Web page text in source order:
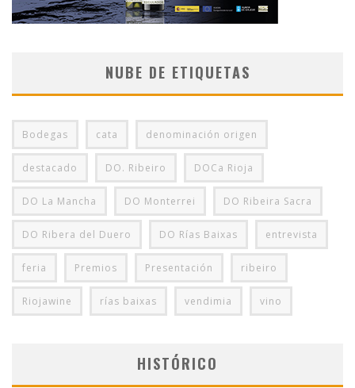
NUBE DE ETIQUETAS
Bodegas cata denominación origen
destacado DO. Ribeiro DOCa Rioja
DO La Mancha DO Monterrei DO Ribeira Sacra
DO Ribera del Duero DO Rías Baixas entrevista
feria Premios Presentación ribeiro
Riojawine rías baixas vendimia vino
HISTÓRICO